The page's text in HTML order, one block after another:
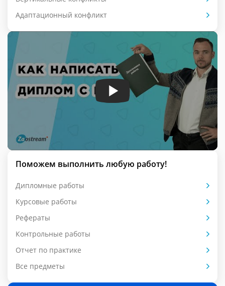
Адаптационный конфликт
Поможем выполнить любую работу!
Дипломные работы
Курсовые работы
Рефераты
Контрольные работы
Отчет по практике
Все предметы